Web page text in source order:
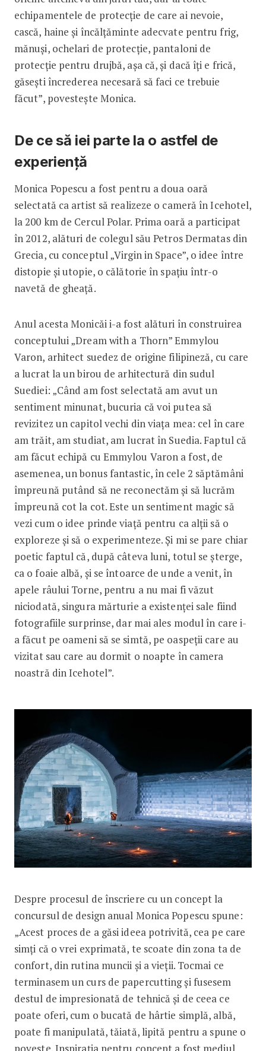
echipamentele de protecție de care ai nevoie,
cască, haine și încălțăminte adecvate pentru frig,
mănuși, ochelari de protecție, pantaloni de
protecție pentru drujbă, așa că, și dacă îți e frică,
găsești încrederea necesară să faci ce trebuie
făcut”, povestește Monica.
De ce să iei parte la o astfel de
experiență
Monica Popescu a fost pentru a doua oară
selectată ca artist să realizeze o cameră în Icehotel,
la 200 km de Cercul Polar. Prima oară a participat
în 2012, alături de colegul său Petros Dermatas din
Grecia, cu conceptul „Virgin in Space”, o idee între
distopie și utopie, o călătorie în spațiu într-o
navetă de gheață.
Anul acesta Monicăi i-a fost alături în construirea
conceptului „Dream with a Thorn” Emmylou
Varon, arhitect suedez de origine filipineză, cu care
a lucrat la un birou de arhitectură din sudul
Suediei: „Când am fost selectată am avut un
sentiment minunat, bucuria că voi putea să
revizitez un capitol vechi din viața mea: cel în care
am trăit, am studiat, am lucrat în Suedia. Faptul că
am făcut echipă cu Emmylou Varon a fost, de
asemenea, un bonus fantastic, în cele 2 săptămâni
împreună putând să ne reconectăm și să lucrăm
împreună cot la cot. Este un sentiment magic să
vezi cum o idee prinde viață pentru ca alții să o
exploreze și să o experimenteze. Și mi se pare chiar
poetic faptul că, după câteva luni, totul se șterge,
ca o foaie albă, și se întoarce de unde a venit, în
apele râului Torne, pentru a nu mai fi văzut
niciodată, singura mărturie a existenței sale fiind
fotografiile surprinse, dar mai ales modul în care i-
a făcut pe oameni să se simtă, pe oaspeții care au
vizitat sau care au dormit o noapte în camera
noastră din Icehotel”.
Despre procesul de înscriere cu un concept la
concursul de design anual Monica Popescu spune:
„Acest proces de a găsi ideea potrivită, cea pe care
simți că o vrei exprimată, te scoate din zona ta de
confort, din rutina muncii și a vieții. Tocmai ce
terminasem un curs de papercutting și fusesem
destul de impresionată de tehnică și de ceea ce
poate oferi, cum o bucată de hârtie simplă, albă,
poate fi manipulată, tăiată, lipită pentru a spune o
poveste. Inspirația pentru concept a fost mediul